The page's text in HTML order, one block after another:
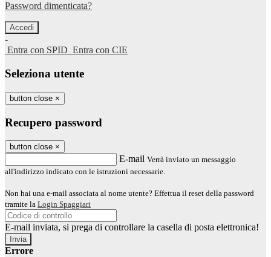
Password dimenticata?
-
Entra con SPID Entra con CIE
Seleziona utente
button close ×
Recupero password
button close ×
E-mail Verrà inviato un messaggio
all'indirizzo indicato con le istruzioni necessarie.
Non hai una e-mail associata al nome utente? Effettua il reset della password
tramite la Login Spaggiari
E-mail inviata, si prega di controllare la casella di posta elettronica!
Errore